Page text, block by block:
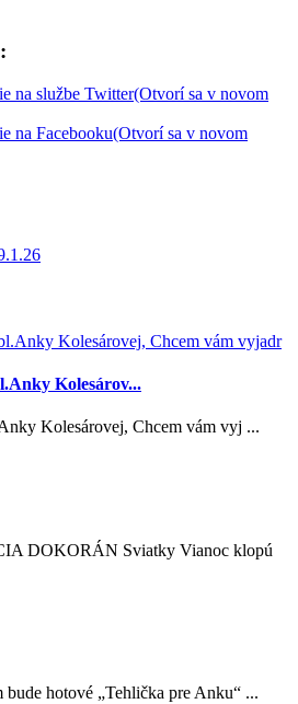
na službe Twitter(Otvorí sa v novom
na Facebooku(Otvorí sa v novom
Kolesárov...
Kolesárovej, Chcem vám vyj ...
DOKORÁN Sviatky Vianoc klopú
bude hotové „Tehlička pre Anku“ ...